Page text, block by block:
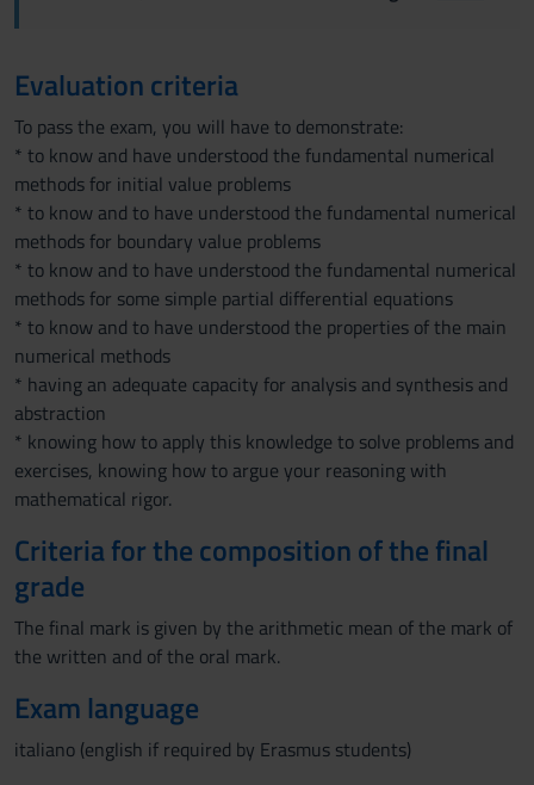
Evaluation criteria
To pass the exam, you will have to demonstrate:
* to know and have understood the fundamental numerical
methods for initial value problems
* to know and to have understood the fundamental numerical
methods for boundary value problems
* to know and to have understood the fundamental numerical
methods for some simple partial differential equations
* to know and to have understood the properties of the main
numerical methods
* having an adequate capacity for analysis and synthesis and
abstraction
* knowing how to apply this knowledge to solve problems and
exercises, knowing how to argue your reasoning with
mathematical rigor.
Criteria for the composition of the final
grade
The final mark is given by the arithmetic mean of the mark of
the written and of the oral mark.
Exam language
italiano (english if required by Erasmus students)